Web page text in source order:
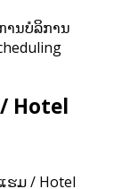
ານບໍລິການ
Hotel
ຮມ / Hotel